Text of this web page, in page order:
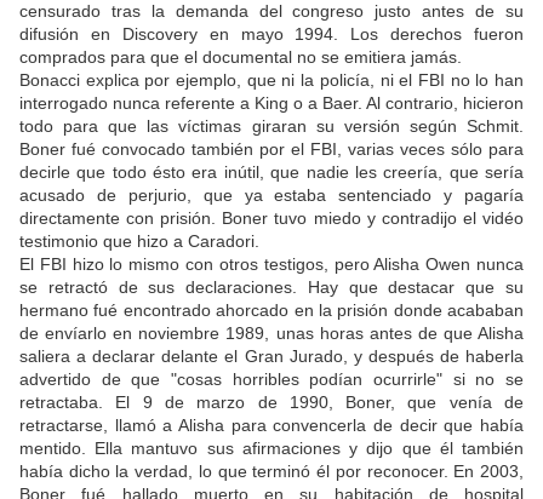
censurado tras la demanda del congreso justo antes de su
difusión en Discovery en mayo 1994. Los derechos fueron
comprados para que el documental no se emitiera jamás.
Bonacci explica por ejemplo, que ni la policía, ni el FBI no lo han
interrogado nunca referente a King o a Baer. Al contrario, hicieron
todo para que las víctimas giraran su versión según Schmit.
Boner fué convocado también por el FBI, varias veces sólo para
decirle que todo ésto era inútil, que nadie les creería, que sería
acusado de perjurio, que ya estaba sentenciado y pagaría
directamente con prisión. Boner tuvo miedo y contradijo el vidéo
testimonio que hizo a Caradori.
El FBI hizo lo mismo con otros testigos, pero Alisha Owen nunca
se retractó de sus declaraciones. Hay que destacar que su
hermano fué encontrado ahorcado en la prisión donde acababan
de envíarlo en noviembre 1989, unas horas antes de que Alisha
saliera a declarar delante el Gran Jurado, y después de haberla
advertido de que "cosas horribles podían ocurrirle" si no se
retractaba. El 9 de marzo de 1990, Boner, que venía de
retractarse, llamó a Alisha para convencerla de decir que había
mentido. Ella mantuvo sus afirmaciones y dijo que él también
había dicho la verdad, lo que terminó él por reconocer. En 2003,
Boner fué hallado muerto en su habitación de hospital